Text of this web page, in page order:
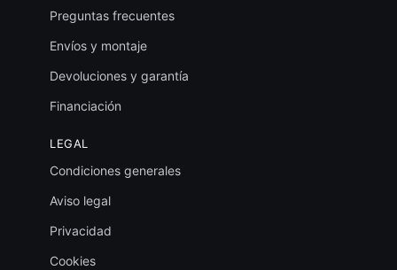
Preguntas frecuentes
Envíos y montaje
Devoluciones y garantía
Financiación
LEGAL
Condiciones generales
Aviso legal
Privacidad
Cookies